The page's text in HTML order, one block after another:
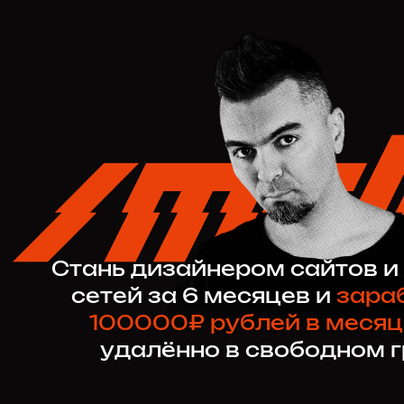
Стань дизайнером сайтов
сетей за 6 месяцев и
100000₽ рублей в месяц
удалённо в свободном